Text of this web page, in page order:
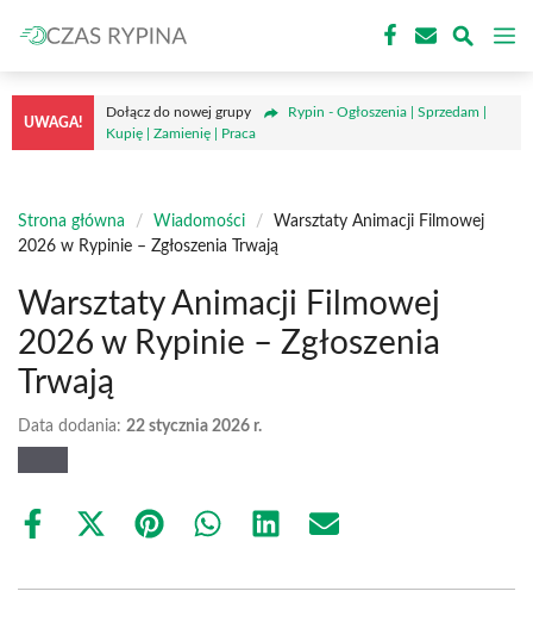
do
treści
UWAGA!
Dołącz do nowej grupy
Rypin - Ogłoszenia | Sprzedam |
Kupię | Zamienię | Praca
Strona główna / Wiadomości /
Warsztaty Animacji Filmowej
2026 w Rypinie – Zgłoszenia Trwają
Warsztaty Animacji Filmowej
2026 w Rypinie – Zgłoszenia
Trwają
Data dodania: 22 stycznia 2026 r.
Share
Share
(Twitter)
Share Share Share Share